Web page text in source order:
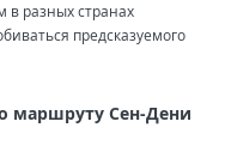
в разных странах
предсказуемого
маршруту Сен-Дени